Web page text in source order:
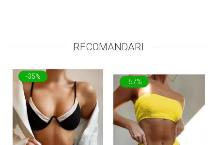
RECOMANDARI
-35%
-57%